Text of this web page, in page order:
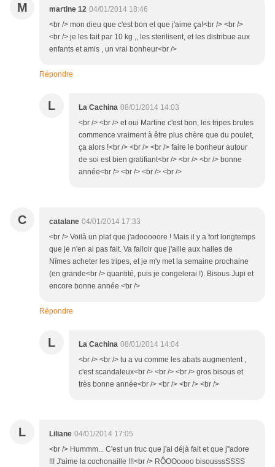
M martine 12 04/01/2014 18:46
<br /> mon dieu que c'est bon et que j'aime ça!<br /> <br />
<br /> je les fait par 10 kg ,, les sterilisent, et les distribue aux
enfants et amis , un vrai bonheur<br />
Répondre
L La Cachina 08/01/2014 14:03
<br /> <br /> et oui Martine c'est bon, les tripes brutes
commence vraiment à être plus chère que du poulet,
ça alors !<br /> <br /> <br /> faire le bonheur autour
de soi est bien gratifiant<br /> <br /> <br /> bonne
année<br /> <br /> <br /> <br />
C catalane 04/01/2014 17:33
<br /> Voilà un plat que j'adooooore ! Mais il y a fort longtemps
que je n'en ai pas fait. Va falloir que j'aille aux halles de
Nîmes acheter les tripes, et je m'y met la semaine prochaine
(en grande<br /> quantité, puis je congelerai !). Bisous Jupi et
encore bonne année.<br />
Répondre
L La Cachina 08/01/2014 14:04
<br /> <br /> tu a vu comme les abats augmentent ,
c'est scandaleux<br /> <br /> <br /> gros bisous et
très bonne année<br /> <br /> <br /> <br />
L Liliane 04/01/2014 17:05
<br /> Hummm... C'est un truc que j'ai déjà fait et que j''adore
!!! J'aime la cochonaille !!!<br /> RÔOOoooo bisousssSSSS